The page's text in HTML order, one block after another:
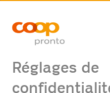
Coop Pronto AG
Human Resources